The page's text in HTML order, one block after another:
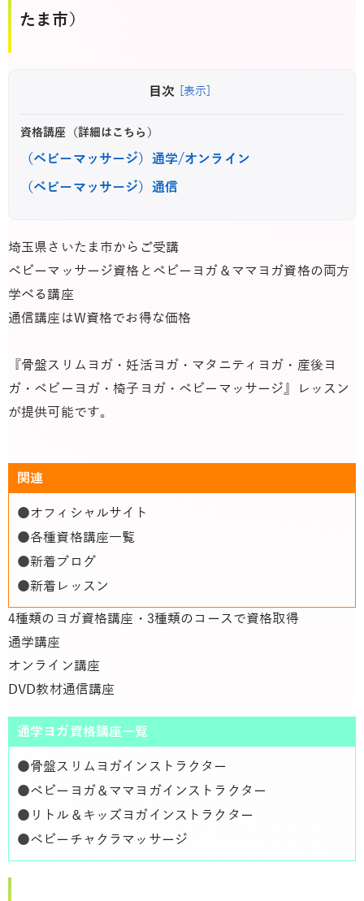
たま市）
目次 [表示]
資格講座（詳細はこちら）
（ベビーマッサージ）通学/オンライン
（ベビーマッサージ）通信
埼玉県さいたま市からご受講
ベビーマッサージ資格とベビーヨガ＆ママヨガ資格の両方
学べる講座
通信講座はW資格でお得な価格
『骨盤スリムヨガ・妊活ヨガ・マタニティヨガ・産後ヨ
ガ・ベビーヨガ・椅子ヨガ・ベビーマッサージ』レッスン
が提供可能です。
関連
●オフィシャルサイト
●各種資格講座一覧
●新着ブログ
●新着レッスン
4種類のヨガ資格講座・3種類のコースで資格取得
通学講座
オンライン講座
DVD教材通信講座
通学ヨガ資格講座一覧
●骨盤スリムヨガインストラクター
●ベビーヨガ＆ママヨガインストラクター
● リトル＆キッズヨガインストラクター
●ベビーチャクラマッサージ